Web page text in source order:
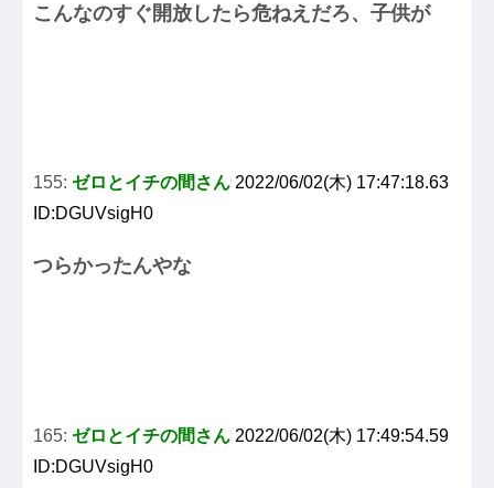
こんなのすぐ開放したら危ねえだろ、子供が
155: ゼロとイチの間さん 2022/06/02(木) 17:47:18.63
ID:DGUVsigH0
つらかったんやな
165: ゼロとイチの間さん 2022/06/02(木) 17:49:54.59
ID:DGUVsigH0